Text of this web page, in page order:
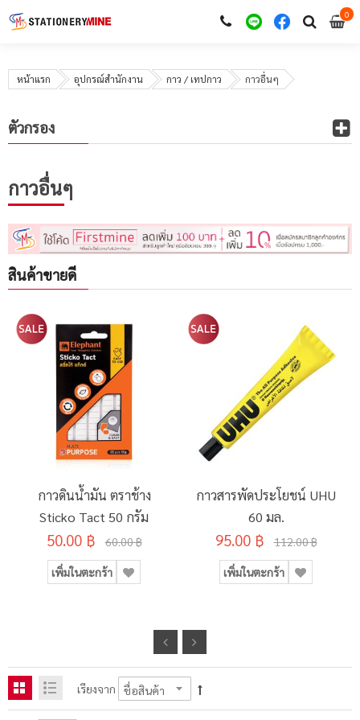
00
หน้าแรก อุปกรณ์สำนักงาน กาว / เทปกาว กาวอื่นๆ
กาวอื่นๆ
สินค้าขายดี
กาวดินน้ำมัน ตราช้าง
Sticko Tact 50 กรัม
50.00 ฿ 60.00 ฿
เพิ่มในตะกร้า
กาวสารพัดประโยชน์ UHU
60 มล.
95.00 ฿ 112.00 ฿
เพิ่มในตะกร้า
เรียงจาก
ตัวกรอง